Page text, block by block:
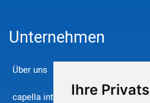
Ihre
Unternehmen
Über uns
capella international